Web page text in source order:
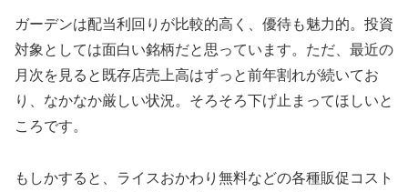
ガーデンは配当利回りが比較的高く、優待も魅力的。投資
対象としては面白い銘柄だと思っています。ただ、最近の
月次を見ると既存店売上高はずっと前年割れが続いてお
り、なかなか厳しい状況。そろそろ下げ止まってほしいと
ころです。
もしかすると、ライスおかわり無料などの各種販促コスト